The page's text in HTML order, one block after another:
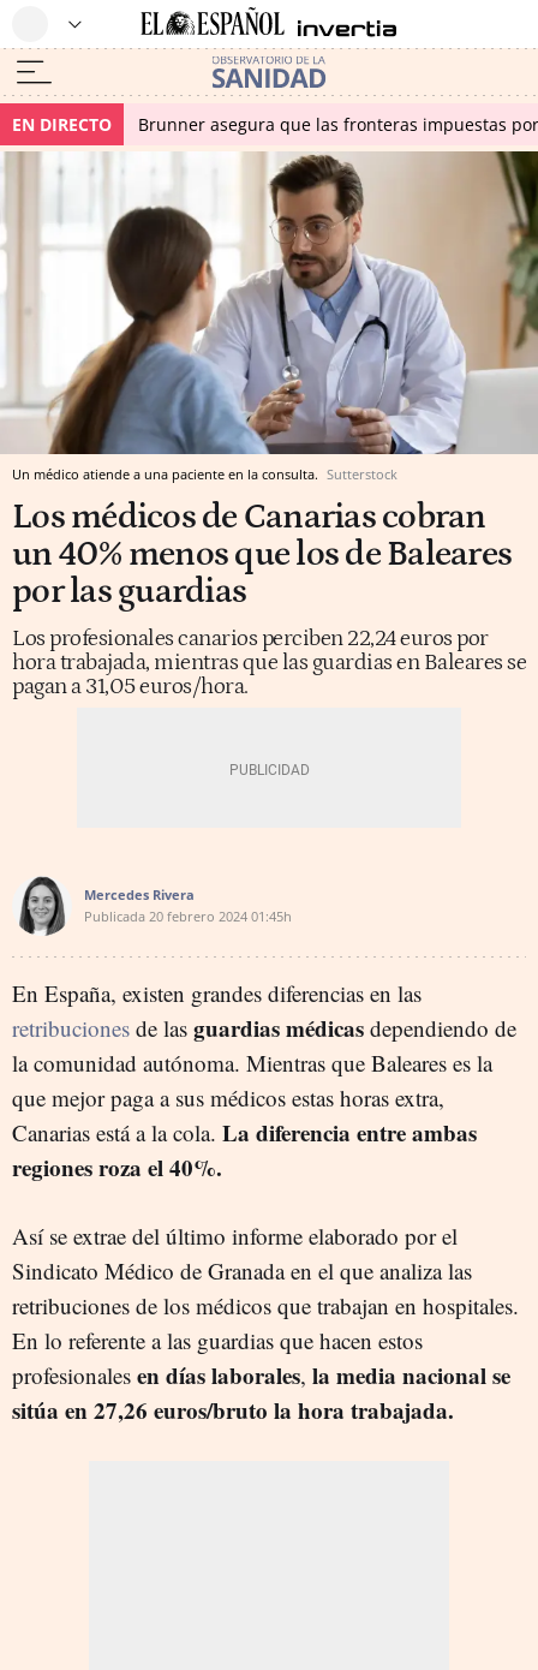
EN DIRECTO Brunner asegura que las fronteras impuestas
Un médico atiende a una paciente en la consulta. Sutterstock
Los médicos de Canarias cobran
un 40% menos que los de Baleares
por las guardias
Los profesionales canarios perciben 22,24 euros por
hora trabajada, mientras que las guardias en Baleares se
pagan a 31,05 euros/hora.
Mercedes Rivera
Publicada 20 febrero 2024 01:45h
En España, existen grandes diferencias en las
retribuciones de las guardias médicas dependiendo de
la comunidad autónoma. Mientras que Baleares es la
que mejor paga a sus médicos estas horas extra,
Canarias está a la cola. La diferencia entre ambas
regiones roza el 40%.
Así se extrae del último informe elaborado por el
Sindicato Médico de Granada en el que analiza las
retribuciones de los médicos que trabajan en hospitales.
En lo referente a las guardias que hacen estos
profesionales en días laborales, la media nacional se
sitúa en 27,26 euros/bruto la hora trabajada.